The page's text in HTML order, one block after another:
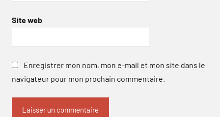
Site web
Enregistrer mon nom, mon e-mail et mon site dans le
navigateur pour mon prochain commentaire.